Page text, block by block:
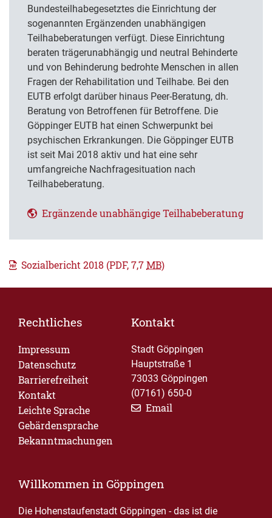
Bundesteilhabegesetztes die Einrichtung der
sogenannten Ergänzenden unabhängigen
Teilhabeberatungen verfügt. Diese Einrichtung
beraten trägerunabhängig und neutral Behinderte
und von Behinderung bedrohte Menschen in allen
Fragen der Rehabilitation und Teilhabe. Bei den
EUTB erfolgt darüber hinaus Peer-Beratung, dh.
Beratung von Betroffenen für Betroffene. Die
Göppinger EUTB hat einen Schwerpunkt bei
psychischen Erkrankungen. Die Göppinger EUTB
ist seit Mai 2018 aktiv und hat eine sehr
umfangreiche Nachfragesituation nach
Teilhabeberatung.
Ergänzende unabhängige Teilhabeberatung
Sozialbericht 2018 (PDF, 7,7MB)
Rechtliches
Impressum
Datenschutz
Barrierefreiheit
Kontakt
Leichte Sprache
Gebärdensprache
Bekanntmachungen
Kontakt
Stadt Göppingen
Hauptstraße 1
73033 Göppingen
(07161) 650-0
Email
Willkommen in Göppingen
Die Hohenstaufenstadt Göppingen - das ist die